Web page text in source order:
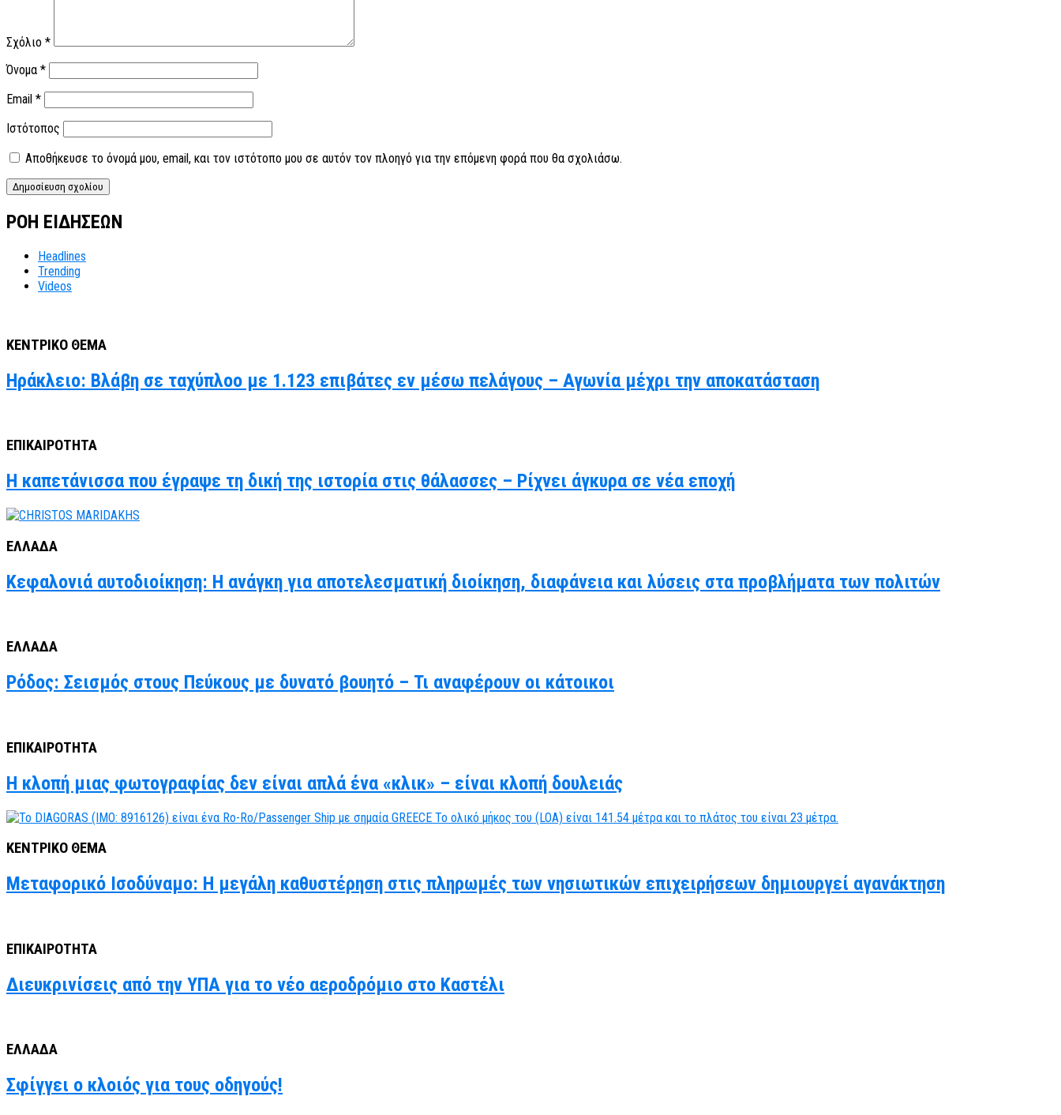
Σχόλιο *
Όνομα *
Email *
Ιστότοπος
Αποθήκευσε το όνομά μου, email, και τον ιστότοπο μου σε αυτόν τον πλοηγό για την επόμενη φορά που θα σχολιάσω.
ΡΟΗ ΕΙΔΗΣΕΩΝ
Headlines
Trending
Videos
ΚΕΝΤΡΙΚΟ ΘΕΜΑ
Ηράκλειο: Βλάβη σε ταχύπλοο με 1.123 επιβάτες εν μέσω πελάγους – Αγωνία μέχρι την αποκατάσταση
ΕΠΙΚΑΙΡΟΤΗΤΑ
Η καπετάνισσα που έγραψε τη δική της ιστορία στις θάλασσες – Ρίχνει άγκυρα σε νέα εποχή
ΕΛΛΑΔΑ
Κεφαλονιά αυτοδιοίκηση: Η ανάγκη για αποτελεσματική διοίκηση, διαφάνεια και λύσεις στα προβλήματα των πολιτών
ΕΛΛΑΔΑ
Ρόδος: Σεισμός στους Πεύκους με δυνατό βουητό – Τι αναφέρουν οι κάτοικοι
ΕΠΙΚΑΙΡΟΤΗΤΑ
Η κλοπή μιας φωτογραφίας δεν είναι απλά ένα «κλικ» – είναι κλοπή δουλειάς
ΚΕΝΤΡΙΚΟ ΘΕΜΑ
Μεταφορικό Ισοδύναμο: Η μεγάλη καθυστέρηση στις πληρωμές των νησιωτικών επιχειρήσεων δημιουργεί αγανάκτηση
ΕΠΙΚΑΙΡΟΤΗΤΑ
Διευκρινίσεις από την ΥΠΑ για το νέο αεροδρόμιο στο Καστέλι
ΕΛΛΑΔΑ
Σφίγγει ο κλοιός για τους οδηγούς!